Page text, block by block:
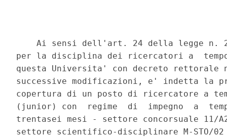
Ai sensi dell'art. 24 della legge n.
per la disciplina dei ricercatori a  tempo
questa Universita' con decreto rettorale
successive modificazioni, e' indetta la
copertura di un posto di ricercatore a
(junior) con  regime  di  impegno  a
trentasei mesi - settore concorsuale 11/
settore scientifico-disciplinare M-STO/